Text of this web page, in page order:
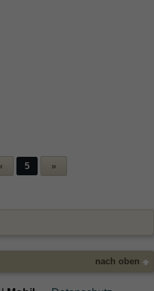
5 »
nach oben